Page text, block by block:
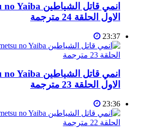
الاول الحلقة 24 مترجمة
23:37
الاول الحلقة 23 مترجمة
23:36